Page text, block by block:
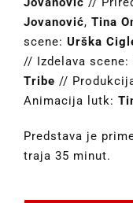
Jovanović, Tina
scene: Urška
// Izdelava scene:
Tribe //
Animacija lutk:
Predstava je
traja 35 minut.